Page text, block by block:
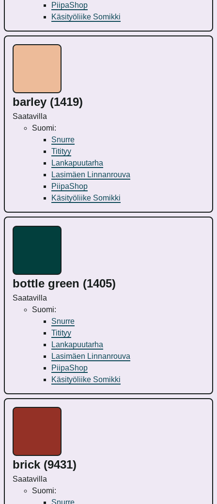
PiipaShop
Käsityöliike Somikki
barley (1419)
Saatavilla
Suomi:
Snurre
Titityy
Lankapuutarha
Lasimäen Linnanrouva
PiipaShop
Käsityöliike Somikki
bottle green (1405)
Saatavilla
Suomi:
Snurre
Titityy
Lankapuutarha
Lasimäen Linnanrouva
PiipaShop
Käsityöliike Somikki
brick (9431)
Saatavilla
Suomi: